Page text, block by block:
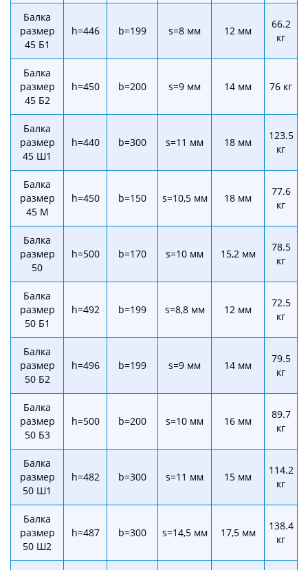
Балка
размер
45 Б1
h=446 b=199 s=8 мм 12 мм
66.2
кг
Балка
размер
45 Б2
h=450 b=200 s=9 мм 14 мм 76 кг
Балка
размер
45 Ш1
h=440 b=300 s=11 мм 18 мм
123.5
кг
Балка
размер
45 М
h=450 b=150 s=10,5 мм 18 мм
77.6
кг
Балка
размер
50
h=500 b=170 s=10 мм 15,2 мм
78.5
кг
Балка
размер
50 Б1
h=492 b=199 s=8,8 мм 12 мм
72.5
кг
Балка
размер
50 Б2
h=496 b=199 s=9 мм 14 мм
79.5
кг
Балка
размер
50 Б3
h=500 b=200 s=10 мм 16 мм
89.7
кг
Балка
размер
50 Ш1
h=482 b=300 s=11 мм 15 мм
114.2
кг
Балка
размер
50 Ш2
h=487 b=300 s=14,5 мм 17,5 мм
138.4
кг